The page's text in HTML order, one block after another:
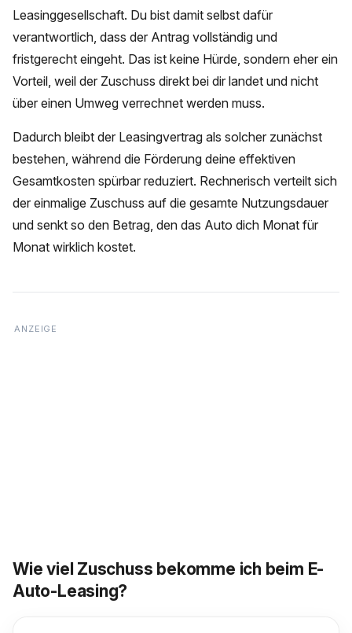
Leasinggesellschaft. Du bist damit selbst dafür
verantwortlich, dass der Antrag vollständig und
fristgerecht eingeht. Das ist keine Hürde, sondern eher ein
Vorteil, weil der Zuschuss direkt bei dir landet und nicht
über einen Umweg verrechnet werden muss.
Dadurch bleibt der Leasingvertrag als solcher zunächst
bestehen, während die Förderung deine effektiven
Gesamtkosten spürbar reduziert. Rechnerisch verteilt sich
der einmalige Zuschuss auf die gesamte Nutzungsdauer
und senkt so den Betrag, den das Auto dich Monat für
Monat wirklich kostet.
Wie viel Zuschuss bekomme ich beim E-
Auto-Leasing?